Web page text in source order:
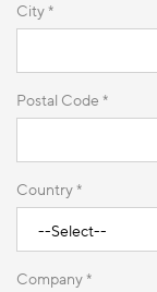
City *
Postal Code *
Country *
Company *